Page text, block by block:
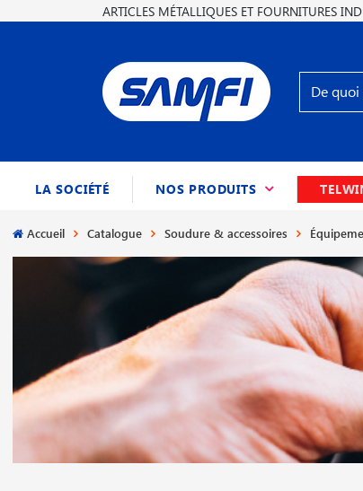
ARTICLES MÉTALLIQUES ET FOURNITURES
LA SOCIÉTÉ NOS PRODUITS (CURRENT)
Accueil Catalogue Soudure & accessoires